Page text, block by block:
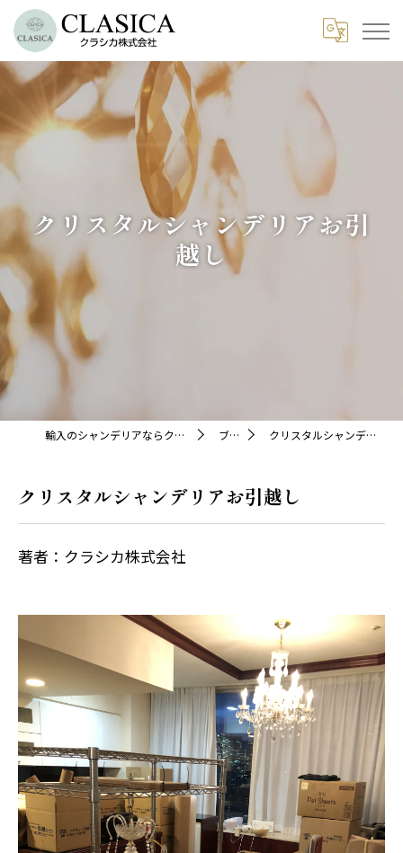
クリスタルシャンデリアお引
越し
輸入のシャンデリアならクラシカ株式会社 ブログ クリスタルシャンデリアお引越し
クリスタルシャンデリアお引越し
著者：クラシカ株式会社